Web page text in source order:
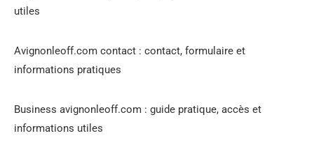
utiles
Avignonleoff.com contact : contact, formulaire et
informations pratiques
Business avignonleoff.com : guide pratique, accès et
informations utiles